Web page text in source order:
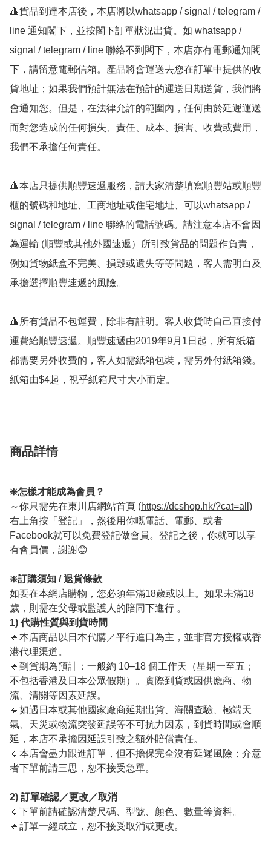
🔺貨品到達本店後，本店將以whatsapp / signal / telegram /
line 通知閣下，並按閣下訂單狀況出貨。如 whatsapp /
signal / telegram / line 聯絡不到閣下，本店亦有電郵通知閣
下，請留意電郵信箱。產品將會運送去您在訂單中提供的收
貨地址；如果我們預計無法在預計的運送日期送貨，我們將
會通知您。但是，在法律允許的範圍內，任何由於延遲運送
而對您造成的任何損失、責任、成本、損害、收費或費用，
我們不承擔任何責任。
🔺本店只提供順豐速遞服務，請大家清楚填寫順豐站或順豐
櫃的號碼和地址、工商地址或住宅地址、可以whatsapp /
signal / telegram / line 聯絡的電話號碼。請注意本店不會因
為運輸 (順豐或其他外國速遞）所引致貨品的問題作負責，
例如貨物紙盒不完美、損毁或遺失等等問題，客人需明白及
承擔選擇順豐速遞的風險。
🔺所有貨品不包運費，除非有註明。客人收貨時自己直接付
運費給順豐速遞。順豐速遞由2019年9月1日起，所有紙箱
都需要另外收費的，客人如需紙箱包裝，需另外付紙箱錢。
紙箱由$4起，視乎紙箱尺寸大小而定。
商品詳情
❇️怎樣才能成為會員？
～你只需先在東川店網站首頁 (https://dcshop.hk/?cat=all )
右上角按「登記」，然後用你嘅電話、電郵、或者
Facebook就可以免費登記做會員。登記之後，你就可以享
有會員價，謝謝😊
❇️訂購須知 / 退貨條款
如要在本網店購物，您必須年滿18歲或以上。如果未滿18
歲，則需在父母或監護人的陪同下進行 。
1) 代購性質與到貨時間
🔹本店商品以日本代購／平行進口為主，並非官方授權或香
港代理渠道。
🔹到貨期為預計：一般約 10–18 個工作天（星期一至五；
不包括香港及日本公眾假期）。實際到貨或因供應商、物
流、清關等因素延誤。
🔹如遇日本或其他國家廠商延期出貨、海關查驗、極端天
氣、天災或物流突發延誤等不可抗力因素，到貨時間或會順
延，本店不承擔因延誤引致之額外賠償責任。
🔹本店會盡力跟進訂單，但不擔保完全沒有延遲風險；介意
者下單前請三思，恕不接受急單。
2) 訂單確認／更改／取消
🔹下單前請確認清楚尺碼、型號、顏色、數量等資料。
🔹訂單一經成立，恕不接受取消或更改。